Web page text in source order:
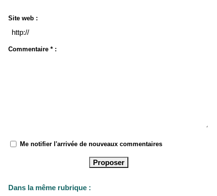
Site web :
Commentaire * :
Me notifier l'arrivée de nouveaux commentaires
Dans la même rubrique :